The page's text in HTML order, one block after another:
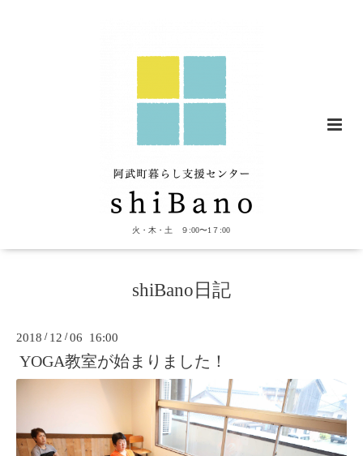
火・木・土 ９:00〜1７:00
shiBano日記
2018 / 12 /06 16:00
YOGA教室が始まりました！